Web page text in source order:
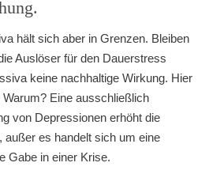
hält sich aber in Grenzen. Bleiben
Auslöser für den Dauerstress
keine nachhaltige Wirkung. Hier
Eine ausschließlich
von Depressionen erhöht die
außer es handelt sich um eine
Gabe in einer Krise.